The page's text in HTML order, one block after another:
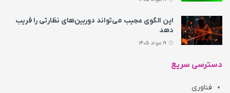
این الگوی عجیب می‌تواند دوربین‌های نظارتی را فریب
دهد
دسترسی سریع
فناوری